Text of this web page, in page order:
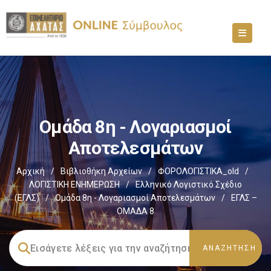
Ομάδα 8η - Λογαριασμοί
Αποτελεσμάτων
Αρχική / Βιβλιοθήκη Αρχείων / ΦΟΡΟΛΟΓΙΣΤΙΚΑ_old
/
ΛΟΓΙΣΤΙΚΗ ΕΝΗΜΕΡΩΣΗ
/
Ελληνικό Λογιστικό Σχέδιο
(ΕΓΛΣ)
/ Ομάδα 8η - Λογαριασμοί Αποτελεσμάτων /
ΕΓΛΣ –
ΟΜΑΔΑ 8